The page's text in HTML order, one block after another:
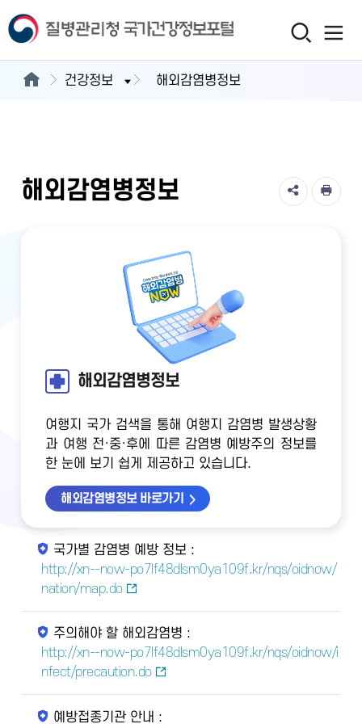
건강정보 해외감염병정보
해외감염병정보
해외감염병정보
여행지 국가 검색을 통해 여행지 감염병 발생상황
과 여행 전·중·후에 따른 감염병 예방주의 정보를
한 눈에 보기 쉽게 제공하고 있습니다.
해외감염병정보 바로가기
국가별 감염병 예방 정보 :
http://xn--now-po7lf48dlsm0ya109f.kr/nqs/oidnow/
nation/map.do
주의해야 할 해외감염병 :
http://xn--now-po7lf48dlsm0ya109f.kr/nqs/oidnow/i
nfect/precaution.do
예방접종기관 안내 :